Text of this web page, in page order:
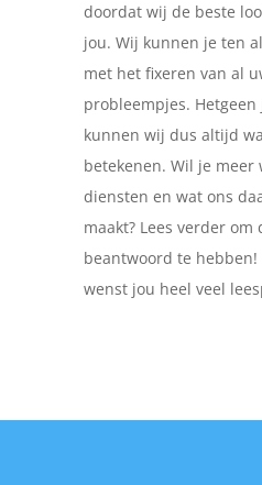
doordat wij de beste
jou. Wij kunnen je ten
met het fixeren van al
probleempjes.
kunnen wij dus altijd
betekenen. Wil je meer
diensten en wat ons
maakt? Lees verder om
beantwoord te
wenst jou heel veel